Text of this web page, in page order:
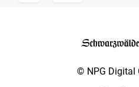
© NPG Digital